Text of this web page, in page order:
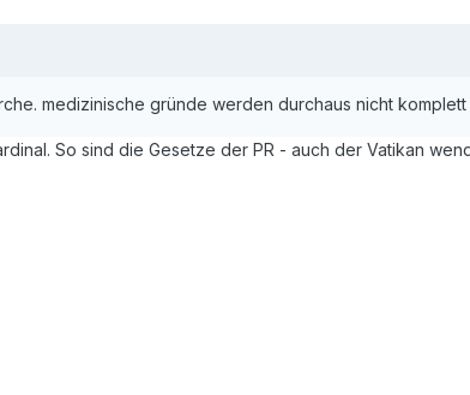
medizinische gründe werden durchaus nicht
So sind die Gesetze der PR - auch der Vatikan